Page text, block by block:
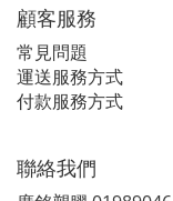
顧客服務
常見問題
運送服務方式
付款服務方式
聯絡我們